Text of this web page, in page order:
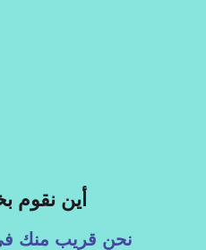
أين نقوم
نحن قريب منك